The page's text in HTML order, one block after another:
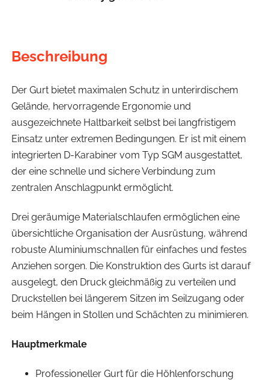
Beschreibung
Der Gurt bietet maximalen Schutz in unterirdischem
Gelände, hervorragende Ergonomie und
ausgezeichnete Haltbarkeit selbst bei langfristigem
Einsatz unter extremen Bedingungen. Er ist mit einem
integrierten D-Karabiner vom Typ SGM ausgestattet,
der eine schnelle und sichere Verbindung zum
zentralen Anschlagpunkt ermöglicht.
Drei geräumige Materialschlaufen ermöglichen eine
übersichtliche Organisation der Ausrüstung, während
robuste Aluminiumschnallen für einfaches und festes
Anziehen sorgen. Die Konstruktion des Gurts ist darauf
ausgelegt, den Druck gleichmäßig zu verteilen und
Druckstellen bei längerem Sitzen im Seilzugang oder
beim Hängen in Stollen und Schächten zu minimieren.
Hauptmerkmale
Professioneller Gurt für die Höhlenforschung